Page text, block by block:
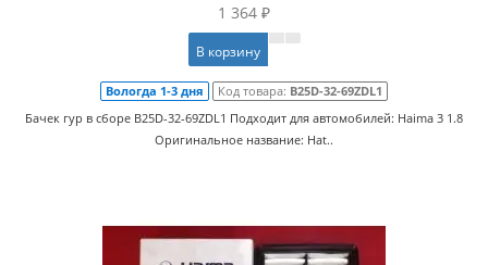
1 364 ₽
В корзину
Вологда 1-3 дня Код товара: B25D-32-69ZDL1
Бачек гур в сборе B25D-32-69ZDL1 Подходит для автомобилей: Haima 3 1.8
Оригинальное название: Hat..